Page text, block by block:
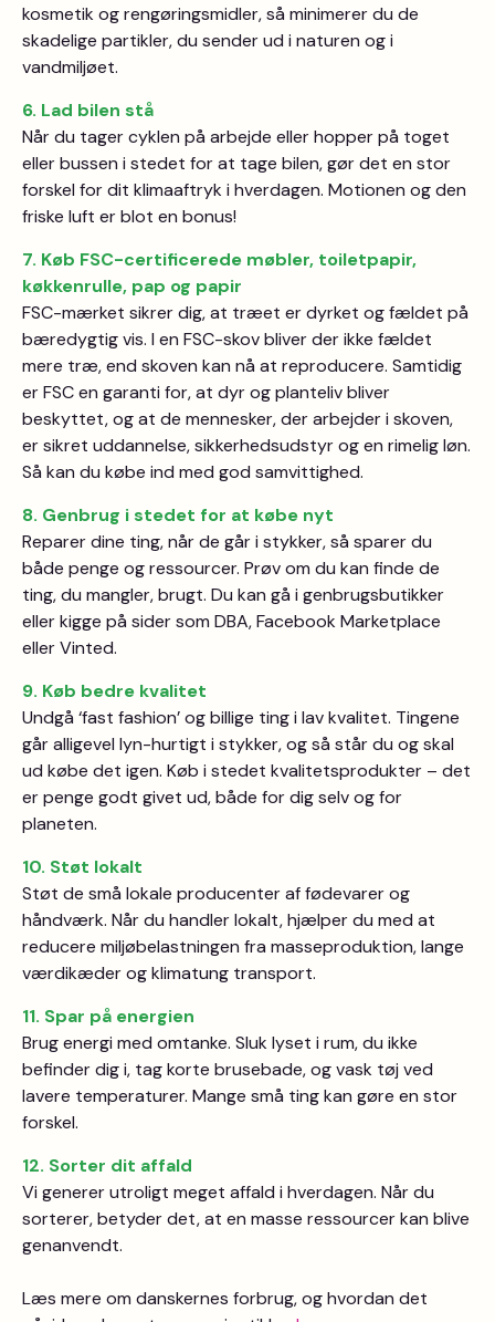
kosmetik og rengøringsmidler, så minimerer du de
skadelige partikler, du sender ud i naturen og i
vandmiljøet.
6. Lad bilen stå
Når du tager cyklen på arbejde eller hopper på toget
eller bussen i stedet for at tage bilen, gør det en stor
forskel for dit klimaaftryk i hverdagen. Motionen og den
friske luft er blot en bonus!
7. Køb FSC-certificerede møbler, toiletpapir,
køkkenrulle, pap og papir
FSC-mærket sikrer dig, at træet er dyrket og fældet på
bæredygtig vis. I en FSC-skov bliver der ikke fældet
mere træ, end skoven kan nå at reproducere. Samtidig
er FSC en garanti for, at dyr og planteliv bliver
beskyttet, og at de mennesker, der arbejder i skoven,
er sikret uddannelse, sikkerhedsudstyr og en rimelig løn.
Så kan du købe ind med god samvittighed.
8. Genbrug i stedet for at købe nyt
Reparer dine ting, når de går i stykker, så sparer du
både penge og ressourcer. Prøv om du kan finde de
ting, du mangler, brugt. Du kan gå i genbrugsbutikker
eller kigge på sider som DBA, Facebook Marketplace
eller Vinted.
9. Køb bedre kvalitet
Undgå ‘fast fashion’ og billige ting i lav kvalitet. Tingene
går alligevel lyn-hurtigt i stykker, og så står du og skal
ud købe det igen. Køb i stedet kvalitetsprodukter – det
er penge godt givet ud, både for dig selv og for
planeten.
10. Støt lokalt
Støt de små lokale producenter af fødevarer og
håndværk. Når du handler lokalt, hjælper du med at
reducere miljøbelastningen fra masseproduktion, lange
værdikæder og klimatung transport.
11. Spar på energien
Brug energi med omtanke. Sluk lyset i rum, du ikke
befinder dig i, tag korte brusebade, og vask tøj ved
lavere temperaturer. Mange små ting kan gøre en stor
forskel.
12. Sorter dit affald
Vi generer utroligt meget affald i hverdagen. Når du
sorterer, betyder det, at en masse ressourcer kan blive
genanvendt.
Læs mere om danskernes forbrug, og hvordan det